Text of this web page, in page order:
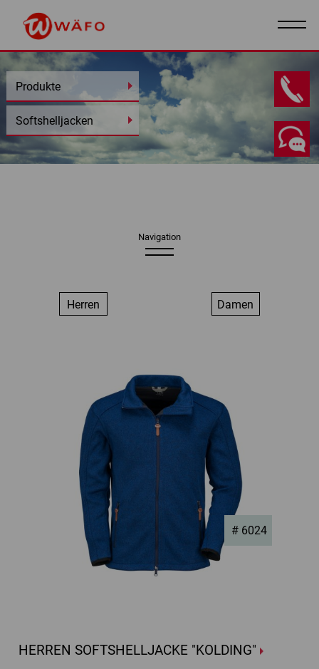
DEI EN
Produkte
Softshelljacken
Navigation
Herren Damen
# 6024
HERREN SOFTSHELLJACKE "KOLDING"